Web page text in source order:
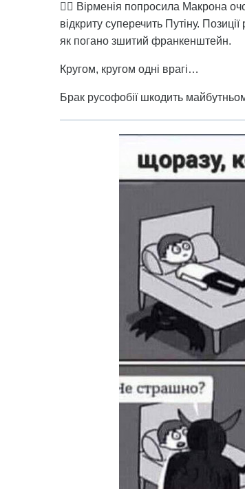
👉🏻 Вірменія попросила Макрона
відкриту суперечить Путіну.
як погано зшитий франкенштейн.
Кругом, кругом одні врагі…
Брак русофобії шкодить